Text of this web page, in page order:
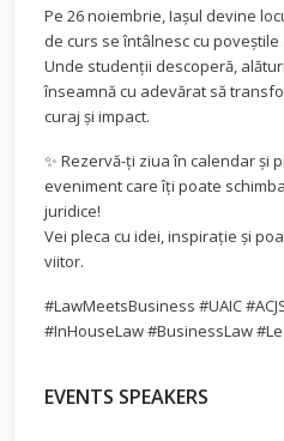
Pe 26 noiembrie, Iașul devine
de curs se întâlnesc cu
Unde studenții descoperă,
înseamnă cu adevărat să
curaj și impact.
✨ Rezervă-ți ziua în calendar și
eveniment care îți poate
juridice!
Vei pleca cu idei, inspirație și
viitor.
#LawMeetsBusiness #UAIC
#InHouseLaw #BusinessLaw
EVENTS SPEAKERS